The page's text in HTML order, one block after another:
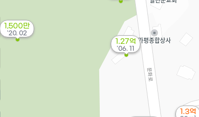
1.3억
1,500만
'20. 02
1.27억
'06. 11